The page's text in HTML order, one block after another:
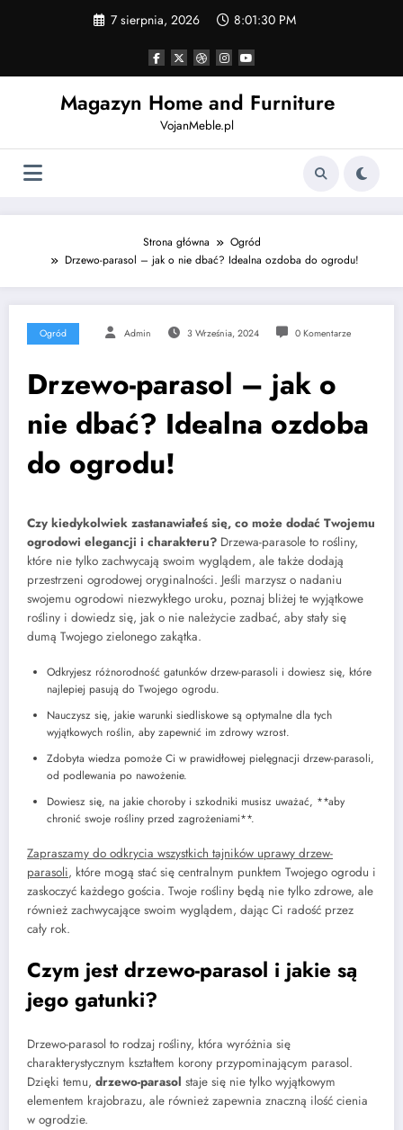
7 sierpnia, 2026 8:01:31 PM
Magazyn Home and Furniture
VojanMeble.pl
Strona główna
Ogród
Drzewo-parasol – jak o nie dbać? Idealna ozdoba do ogrodu!
Ogród Admin 3 Września, 2024 0 Komentarze
Drzewo-parasol – jak o
nie dbać? Idealna ozdoba
do ogrodu!
Czy kiedykolwiek zastanawiałeś się, co może dodać Twojemu
ogrodowi elegancji i charakteru? Drzewa-parasole to rośliny,
które nie tylko zachwycają swoim wyglądem, ale także dodają
przestrzeni ogrodowej oryginalności. Jeśli marzysz o nadaniu
swojemu ogrodowi niezwykłego uroku, poznaj bliżej te wyjątkowe
rośliny i dowiedz się, jak o nie należycie zadbać, aby stały się
dumą Twojego zielonego zakątka.
Odkryjesz różnorodność gatunków drzew-parasoli i dowiesz się, które
najlepiej pasują do Twojego ogrodu.
Nauczysz się, jakie warunki siedliskowe są optymalne dla tych
wyjątkowych roślin, aby zapewnić im zdrowy wzrost.
Zdobyta wiedza pomoże Ci w prawidłowej pielęgnacji drzew-parasoli,
od podlewania po nawożenie.
Dowiesz się, na jakie choroby i szkodniki musisz uważać, **aby
chronić swoje rośliny przed zagrożeniami**.
Zapraszamy do odkrycia wszystkich tajników uprawy drzew-
parasoli, które mogą stać się centralnym punktem Twojego ogrodu i
zaskoczyć każdego gościa. Twoje rośliny będą nie tylko zdrowe, ale
również zachwycające swoim wyglądem, dając Ci radość przez
cały rok.
Czym jest drzewo-parasol i jakie są
jego gatunki?
Drzewo-parasol to rodzaj rośliny, która wyróżnia się
charakterystycznym kształtem korony przypominającym parasol.
Dzięki temu, drzewo-parasol staje się nie tylko wyjątkowym
elementem krajobrazu, ale również zapewnia znaczną ilość cienia
w ogrodzie.